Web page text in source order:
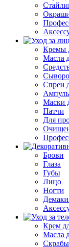
Кремы
Масла
Спреи
Маски
Патчи
Для
Брови
Глаза
Губы
Лицо
Ногти
Крем
Масла
Скрабы